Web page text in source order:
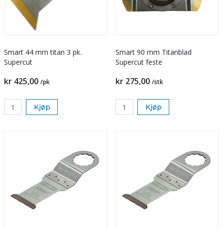
Smart 44 mm titan 3 pk.
Supercut
kr 425,00 /pk
Kjøp
Smart 90 mm Titanblad
Supercut feste
kr 275,00 /stk
Kjøp